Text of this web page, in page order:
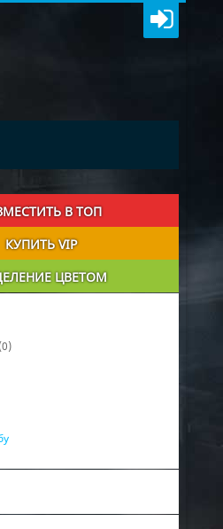
В ТОП
КУПИТЬ VIP
ЦВЕТОМ